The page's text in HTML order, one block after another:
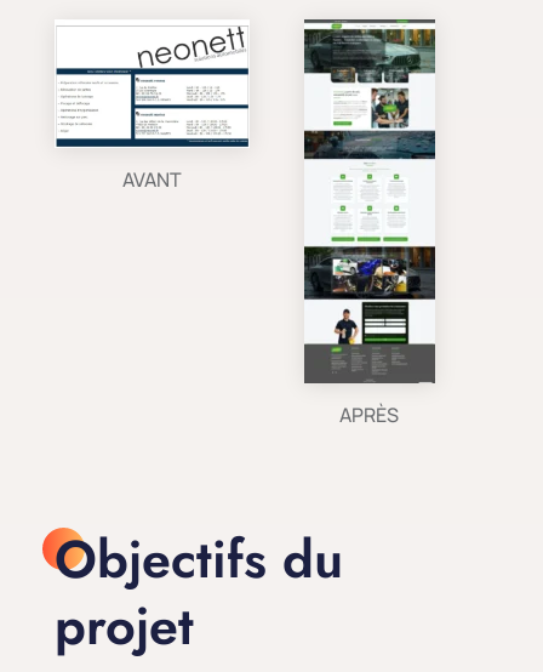
AVANT
APRÈS
Objectifs du
projet